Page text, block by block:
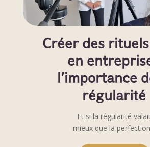
Créer des
en
l'importance
régularité
Et si la régularité
mieux que la